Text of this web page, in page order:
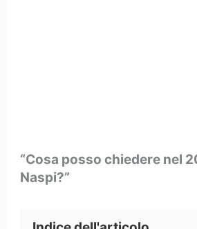
“Cosa posso chiedere nel
Naspi?”